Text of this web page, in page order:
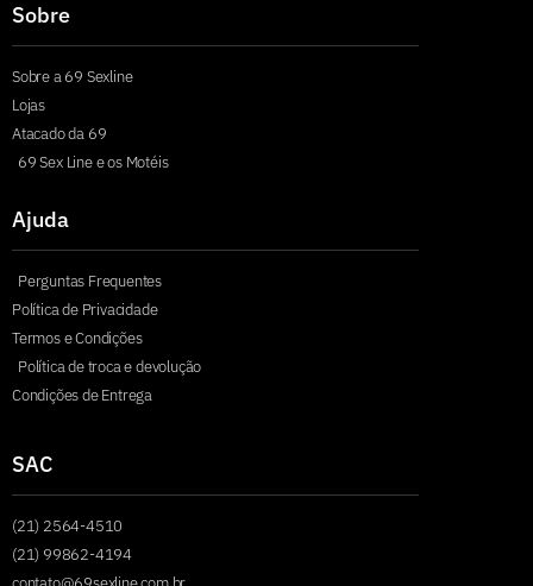
Sobre
Sobre a 69 Sexline
Lojas
Atacado da 69
69 Sex Line e os Motéis
Ajuda
Perguntas Frequentes
Política de Privacidade
Termos e Condições
Política de troca e devolução
Condições de Entrega
SAC
(21) 2564-4510
(21) 99862-4194